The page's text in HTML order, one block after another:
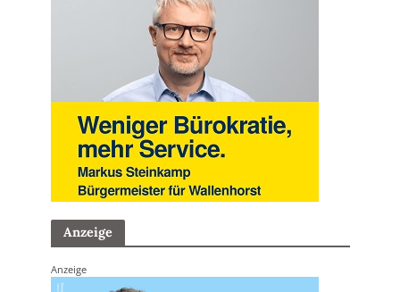
Anzeige
Anzeige